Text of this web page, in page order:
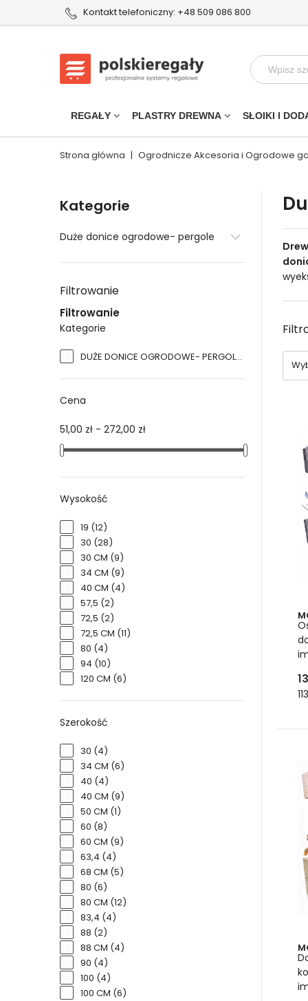
Kontakt telefoniczny: +48 509 086 800
REGAŁY PLASTRY DREWNA SŁOIKI I
Strona główna | Ogrodnicze Akcesoria i Ogrodowe
Kategorie
Duże donice ogrodowe- pergole
Filtrowanie
Filtrowanie
Kategorie
DUŻE DONICE OGRODOWE- PERGOLE
Cena
51,00 zł - 272,00 zł
Wysokość
19 (12)
30 (28)
30 CM (9)
34 CM (9)
40 CM (4)
57,5 (2)
72,5 (2)
72,5 CM (11)
80 (4)
94 (10)
120 CM (6)
Szerokość
30 (4)
34 CM (6)
40 (4)
40 CM (9)
50 CM (1)
60 (8)
60 CM (9)
63,4 (4)
68 CM (5)
80 (6)
80 CM (12)
83,4 (4)
88 (2)
88 CM (4)
90 (4)
100 (4)
100 CM (6)
W